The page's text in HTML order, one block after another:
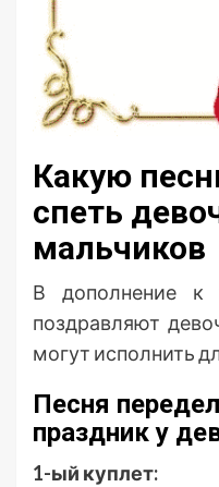
Какую
спеть
мальчиков
В дополнение к
поздравляют
могут исполнить
Песня
праздник у
1-ый куплет: